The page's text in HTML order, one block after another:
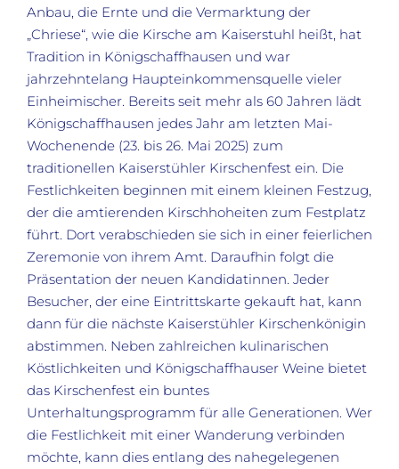
Anbau, die Ernte und die Vermarktung der
„Chriese“, wie die Kirsche am Kaiserstuhl heißt, hat
Tradition in Königschaffhausen und war
jahrzehntelang Haupteinkommensquelle vieler
Einheimischer. Bereits seit mehr als 60 Jahren lädt
Königschaffhausen jedes Jahr am letzten Mai-
Wochenende (23. bis 26. Mai 2025) zum
traditionellen Kaiserstühler Kirschenfest ein. Die
Festlichkeiten beginnen mit einem kleinen Festzug,
der die amtierenden Kirschhoheiten zum Festplatz
führt. Dort verabschieden sie sich in einer feierlichen
Zeremonie von ihrem Amt. Daraufhin folgt die
Präsentation der neuen Kandidatinnen. Jeder
Besucher, der eine Eintrittskarte gekauft hat, kann
dann für die nächste Kaiserstühler Kirschenkönigin
abstimmen. Neben zahlreichen kulinarischen
Köstlichkeiten und Königschaffhauser Weine bietet
das Kirschenfest ein buntes
Unterhaltungsprogramm für alle Generationen. Wer
die Festlichkeit mit einer Wanderung verbinden
möchte, kann dies entlang des nahegelegenen